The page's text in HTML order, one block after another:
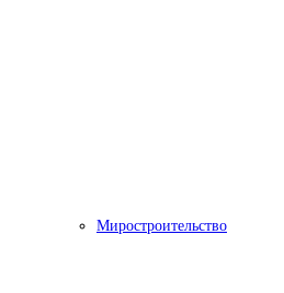
Миростроительство